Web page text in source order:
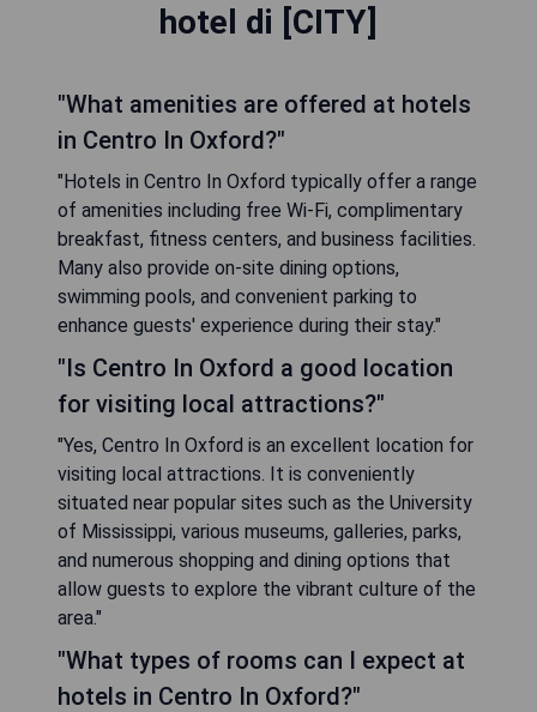
hotel di [CITY]
"What amenities are offered at hotels
in Centro In Oxford?"
"Hotels in Centro In Oxford typically offer a range
of amenities including free Wi-Fi, complimentary
breakfast, fitness centers, and business facilities.
Many also provide on-site dining options,
swimming pools, and convenient parking to
enhance guests' experience during their stay."
"Is Centro In Oxford a good location
for visiting local attractions?"
"Yes, Centro In Oxford is an excellent location for
visiting local attractions. It is conveniently
situated near popular sites such as the University
of Mississippi, various museums, galleries, parks,
and numerous shopping and dining options that
allow guests to explore the vibrant culture of the
area."
"What types of rooms can I expect at
hotels in Centro In Oxford?"